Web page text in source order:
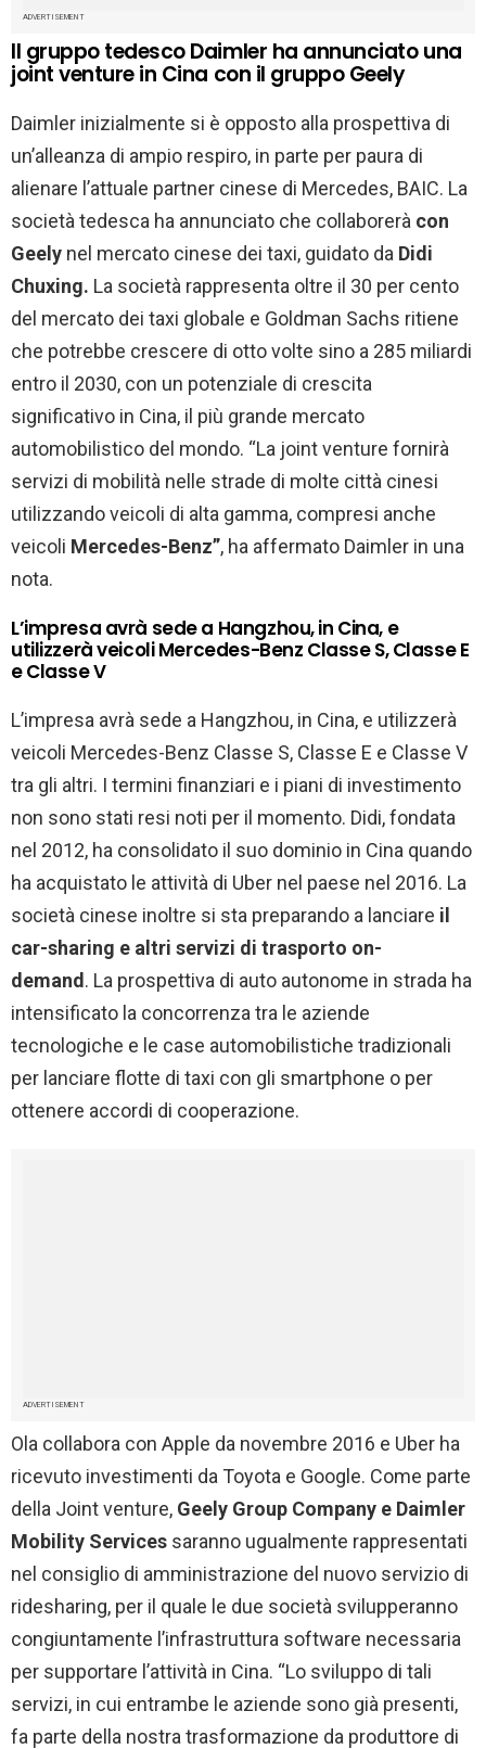
ADVERTISEMENT
Il gruppo tedesco Daimler ha annunciato una
joint venture in Cina con il gruppo Geely
Daimler inizialmente si è opposto alla prospettiva di
un’alleanza di ampio respiro, in parte per paura di
alienare l’attuale partner cinese di Mercedes, BAIC. La
società tedesca ha annunciato che collaborerà con
Geely nel mercato cinese dei taxi, guidato da Didi
Chuxing. La società rappresenta oltre il 30 per cento
del mercato dei taxi globale e Goldman Sachs ritiene
che potrebbe crescere di otto volte sino a 285 miliardi
entro il 2030, con un potenziale di crescita
significativo in Cina, il più grande mercato
automobilistico del mondo. “La joint venture fornirà
servizi di mobilità nelle strade di molte città cinesi
utilizzando veicoli di alta gamma, compresi anche
veicoli Mercedes-Benz”, ha affermato Daimler in una
nota.
L’impresa avrà sede a Hangzhou, in Cina, e
utilizzerà veicoli Mercedes-Benz Classe S, Classe E
e Classe V
L’impresa avrà sede a Hangzhou, in Cina, e utilizzerà
veicoli Mercedes-Benz Classe S, Classe E e Classe V
tra gli altri. I termini finanziari e i piani di investimento
non sono stati resi noti per il momento. Didi, fondata
nel 2012, ha consolidato il suo dominio in Cina quando
ha acquistato le attività di Uber nel paese nel 2016. La
società cinese inoltre si sta preparando a lanciare il
car-sharing e altri servizi di trasporto on-
demand . La prospettiva di auto autonome in strada ha
intensificato la concorrenza tra le aziende
tecnologiche e le case automobilistiche tradizionali
per lanciare flotte di taxi con gli smartphone o per
ottenere accordi di cooperazione.
ADVERTISEMENT
Ola collabora con Apple da novembre 2016 e Uber ha
ricevuto investimenti da Toyota e Google. Come parte
della Joint venture, Geely Group Company e Daimler
Mobility Services saranno ugualmente rappresentati
nel consiglio di amministrazione del nuovo servizio di
ridesharing, per il quale le due società svilupperanno
congiuntamente l’infrastruttura software necessaria
per supportare l’attività in Cina. “Lo sviluppo di tali
servizi, in cui entrambe le aziende sono già presenti,
fa parte della nostra trasformazione da produttore di